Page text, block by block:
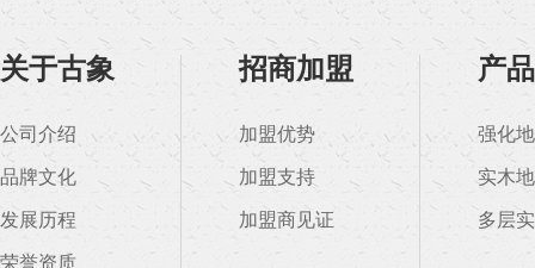
关于古象
公司介绍
品牌文化
发展历程
荣誉资质
招商加盟
加盟优势
加盟支持
加盟商见证
产
强化
实木
多层